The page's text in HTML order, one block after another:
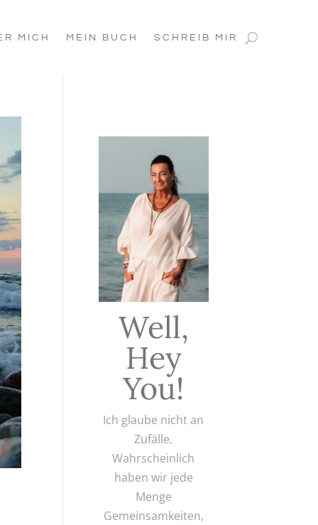
MICH MEIN BUCH SCHREIB MIR
Well,
Hey
You!
Ich glaube nicht an
Zufälle.
Wahrscheinlich
haben wir jede
Menge
Gemeinsamkeiten,